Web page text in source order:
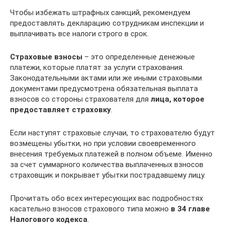
Чтобы избежать штрафных санкций, рекомендуем
предоставлять декларацию сотрудникам инспекции и
выплачивать все налоги строго в срок.
Страховые взносы – это определенные денежные
платежи, которые платят за услуги страхования.
Законодательными актами или же иными страховыми
документами предусмотрена обязательная выплата
взносов со стороны страхователя для лица, которое
предоставляет страховку.
Если наступят страховые случаи, то страхователю будут
возмещены убытки, но при условии своевременного
внесения требуемых платежей в полном объеме. Именно
за счет суммарного количества выплаченных взносов
страховщик и покрывает убытки пострадавшему лицу.
Прочитать обо всех интересующих вас подробностях
касательно взносов страхового типа можно в 34 главе
Налогового кодекса.